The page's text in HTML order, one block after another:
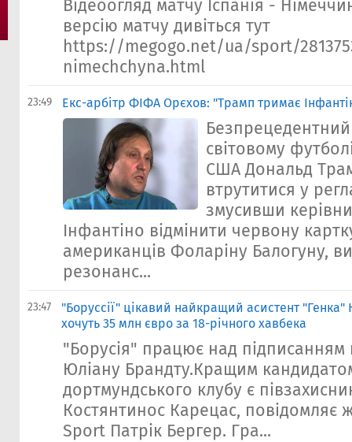
Відеоогляд матчу Іспанія -
версію матчу дивіться тут
https://megogo.net/ua/sport/
nimechchyna.html
23:49 Екс-арбітр ФІФА Орєхов: "Трамп тримає
світовому
США Дональд
втрутитися у
змусивши
Інфантіно відмінити червону
американців Фоларіну Балогуну,
резонанс...
23:47
"Боруссії" цікавий найкращий асистент "Генка"
хочуть 35 млн євро за 18-річного хавбека
"Борусія" працює над підписанням
Юліану Брандту.Кращим
дортмундського клубу є
Костянтинос Карецас, повідомляє
Sport Патрік Бергер. Гра...